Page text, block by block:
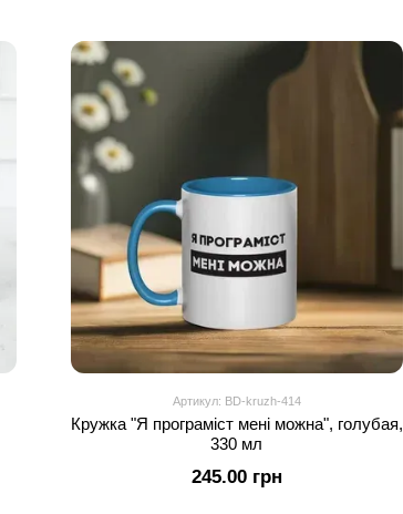
Артикул: BD-kruzh-414
Кружка "Я програміст мені можна", голубая,
330 мл
245.00 грн